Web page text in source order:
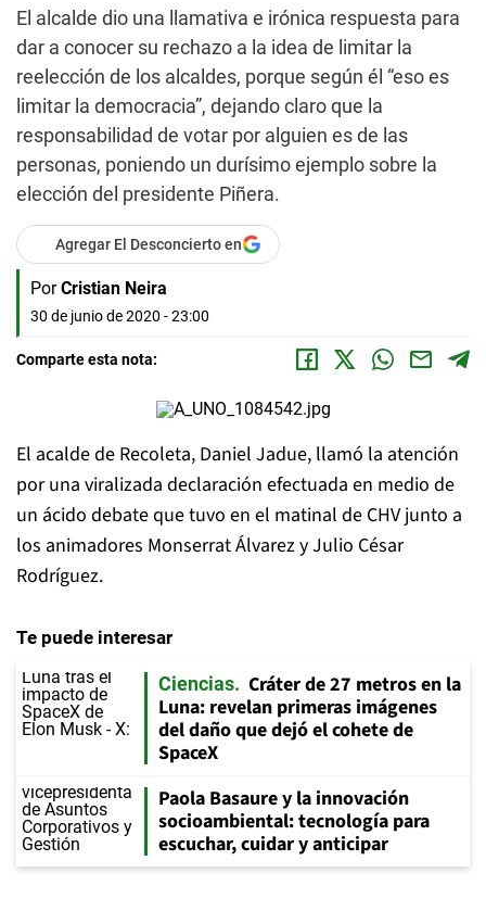
El alcalde dio una llamativa e irónica respuesta para
dar a conocer su rechazo a la idea de limitar la
reelección de los alcaldes, porque según él “eso es
limitar la democracia”, dejando claro que la
responsabilidad de votar por alguien es de las
personas, poniendo un durísimo ejemplo sobre la
elección del presidente Piñera.
Agregar El Desconcierto en
Por Cristian Neira
30 de junio de 2020 - 23:00
Comparte esta nota:
El acalde de Recoleta, Daniel Jadue, llamó la atención
por una viralizada declaración efectuada en medio de
un ácido debate que tuvo en el matinal de CHV junto a
los animadores Monserrat Álvarez y Julio César
Rodríguez.
Te puede interesar
Ciencias
Cráter de 27 metros en la
Luna: revelan primeras imágenes
del daño que dejó el cohete de
SpaceX
Paola Basaure y la innovación
socioambiental: tecnología para
escuchar, cuidar y anticipar